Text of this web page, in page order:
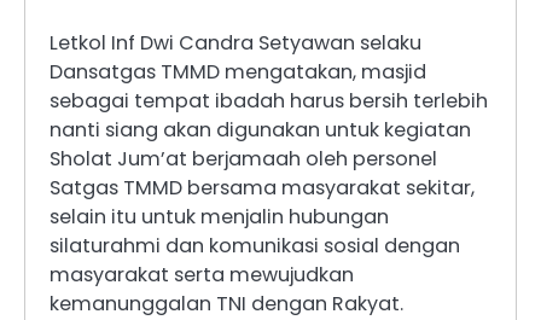
Letkol Inf Dwi Candra Setyawan selaku
Dansatgas TMMD mengatakan, masjid
sebagai tempat ibadah harus bersih terlebih
nanti siang akan digunakan untuk kegiatan
Sholat Jum’at berjamaah oleh personel
Satgas TMMD bersama masyarakat sekitar,
selain itu untuk menjalin hubungan
silaturahmi dan komunikasi sosial dengan
masyarakat serta mewujudkan
kemanunggalan TNI dengan Rakyat.